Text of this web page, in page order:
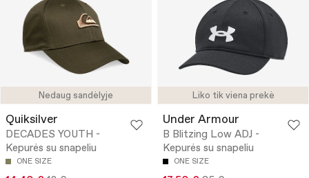
Nedaug sandėlyje
Quiksilver
DECADES YOUTH -
Kepurės su snapeliu
ONE SIZE
Liko tik viena prekė
Under Armour
B Blitzing Low ADJ -
Kepurės su snapeliu
ONE SIZE